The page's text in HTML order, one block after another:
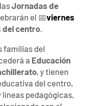
Jornadas de
el 📅viernes
del centro.
familias del
a Educación
, y tienen
del centro,
pedagógicas,